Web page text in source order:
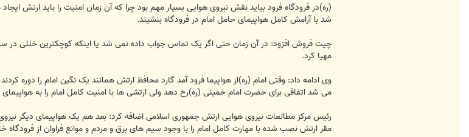
(ره)در فرودگاه فرود بیاید نقش نیروی هوایی بسیار مهم بود چرا که آن زمان امنیت را باید ارتش
شد با آرامش کامل هواپیمای حامل امام در فرودگاه بنشیند.
چیت فروش افزود: در آن زمان حتی اگر یک تماس جواب داده نمی شد یا اینکه کوچکترین خللی در
مهیا کرد.
وی ادامه داد: وقتی امام (ره)از هواپیما فرود آمد گارد محافظ ارتش همانند یک نگین امام را دوره
می شد اتفاقی برای حضرت امام خمینی (ره)رخ دهد ولی ارتشی ها با امنیت کامل امام را به هواپیمای
رئیس مرکز مطالعات نیروی هوایی ارتش جمهوری اسلامی اضافه کرد: بعد هم یک هواپیمای دیگر
مقر ارتش نصب شده با مهارت کامل امام را با وجود سیم های برق و مردم و موانع فراوان از فرودگاه